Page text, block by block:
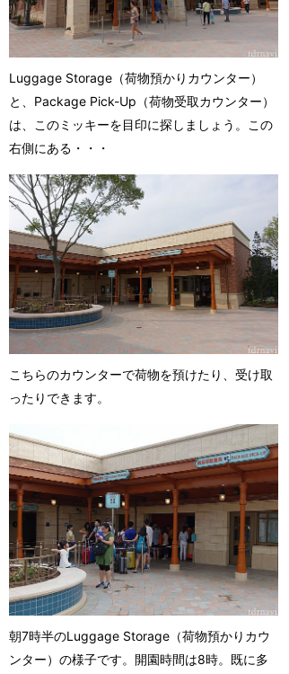
Luggage Storage（荷物預かりカウンター）
と、Package Pick-Up（荷物受取カウンター）
は、このミッキーを目印に探しましょう。この
右側にある・・・
こちらのカウンターで荷物を預けたり、受け取
ったりできます。
朝7時半のLuggage Storage（荷物預かりカウ
ンター）の様子です。開園時間は8時。既に多